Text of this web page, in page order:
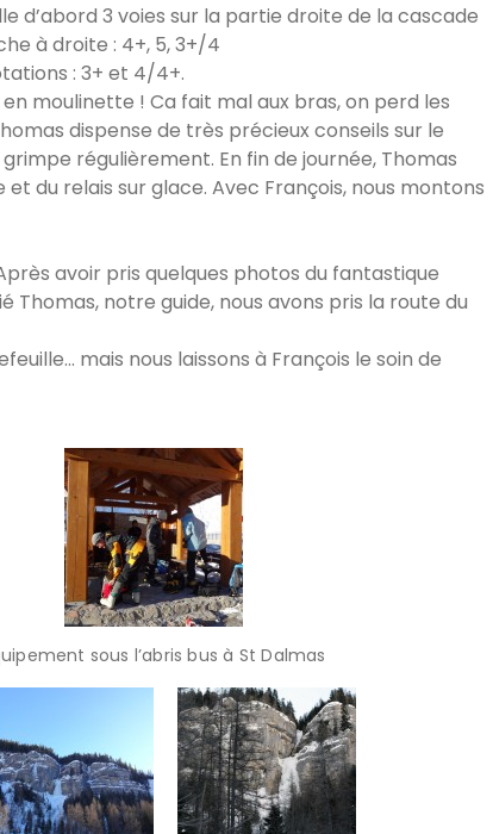
d’abord 3 voies sur la partie droite de la cascade
à droite : 4+, 5, 3+/4
: 3+ et 4/4+.
moulinette ! Ca fait mal aux bras, on perd les
dispense de très précieux conseils sur le
régulièrement. En fin de journée, Thomas
du relais sur glace. Avec François, nous montons
avoir pris quelques photos du fantastique
notre guide, nous avons pris la route du
mais nous laissons à François le soin de
sous l’abris bus à St Dalmas